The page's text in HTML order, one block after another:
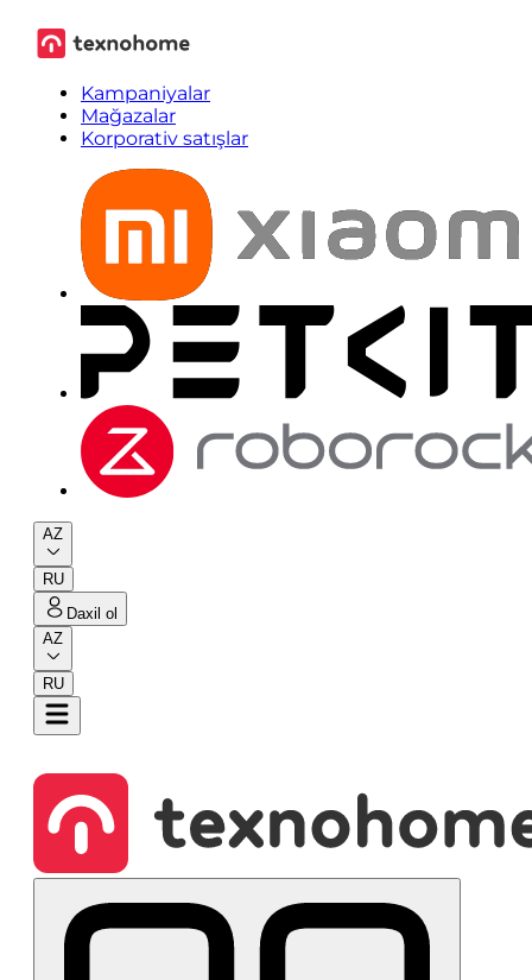
Kampaniyalar
Mağazalar
Korporativ satışlar
AZ
RU
Daxil ol
AZ
RU